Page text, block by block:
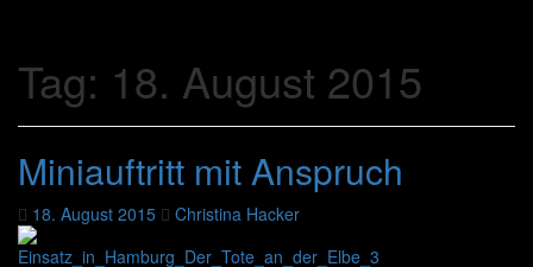
Tag: 18. August 2015
Miniauftritt mit Anspruch
18. August 2015 Christina Hacker